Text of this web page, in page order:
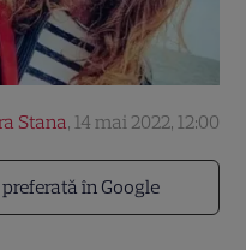
în Google
Stana, 14 mai 2022, 12:00